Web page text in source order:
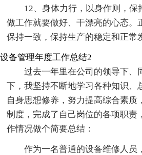
12、身体力行，以身作则，保
做工作就要做好、干漂亮的心态。
保持一致，保持生产的稳定和正常
设备管理年度工作总结2
过去一年里在公司的领导下、
下，我坚持不断地学习各种知识、
自身思想修养，努力提高综合素质
制度，完成了自己岗位的各项职责
作情况做个简要总结：
作为一名普通的设备维修人员